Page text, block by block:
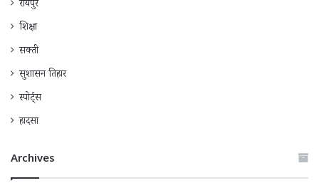
रायपुर
शिक्षा
सक्ती
सुशासन तिहार
स्पोर्ट्स
हादसा
Archives